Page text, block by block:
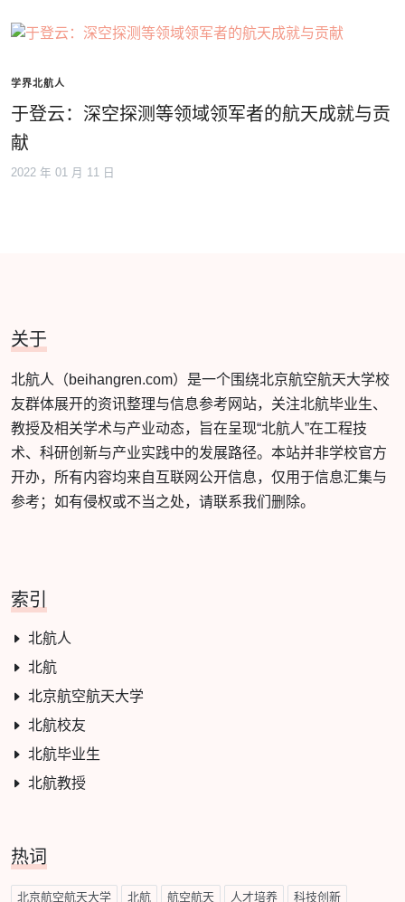
学界北航人
于登云：深空探测等领域领军者的航天成就与贡
献
2022 年 01 月 11 日
关于
北航人（beihangren.com）是一个围绕北京航空航天大学校
友群体展开的资讯整理与信息参考网站，关注北航毕业生、
教授及相关学术与产业动态，旨在呈现“北航人”在工程技
术、科研创新与产业实践中的发展路径。本站并非学校官方
开办，所有内容均来自互联网公开信息，仅用于信息汇集与
参考；如有侵权或不当之处，请联系我们删除。
索引
北航人
北航
北京航空航天大学
北航校友
北航毕业生
北航教授
热词
北京航空航天大学 北航 航空航天 人才培养 科技创新